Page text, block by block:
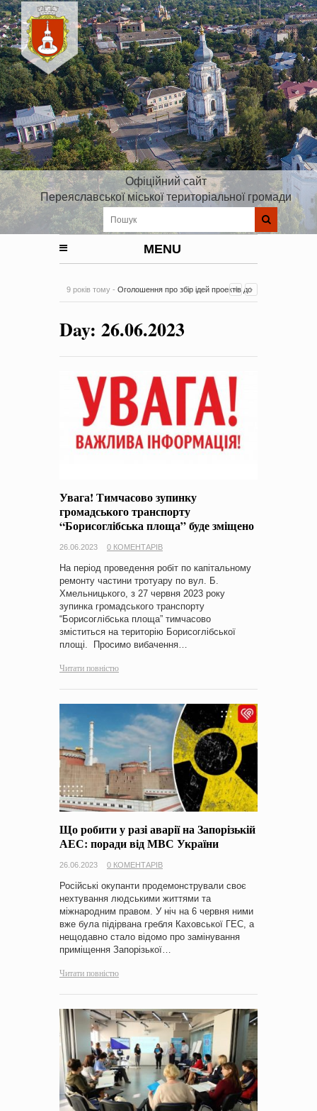
Офіційний сайт
Переяславської міської територіальної громади
MENU
9 років тому - Оголошення про збір ідей проектів до
на період 2018 – 2020 роки Оголошення про збір ідей
проектів
-0 Коментарів
Day: 26.06.2023
Увага! Тимчасово зупинку
громадського транспорту
“Борисоглібська площа” буде зміщено
26.06.2023 0 КОМЕНТАРІВ
На період проведення робіт по капітальному
ремонту частини тротуару по вул. Б.
Хмельницького, з 27 червня 2023 року
зупинка громадського транспорту
“Борисоглібська площа” тимчасово
зміститься на територію Борисоглібської
площі. Просимо вибачення…
Читати повністю
Що робити у разі аварії на Запорізькій
АЕС: поради від МВС України
26.06.2023 0 КОМЕНТАРІВ
Російські окупанти продемонстрували своє
нехтування людськими життями та
міжнародним правом. У ніч на 6 червня ними
вже була підірвана гребля Каховської ГЕС, а
нещодавно стало відомо про замінування
приміщення Запорізької…
Читати повністю